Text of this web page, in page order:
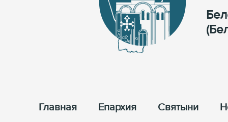
Главная Епархия Cвятыни